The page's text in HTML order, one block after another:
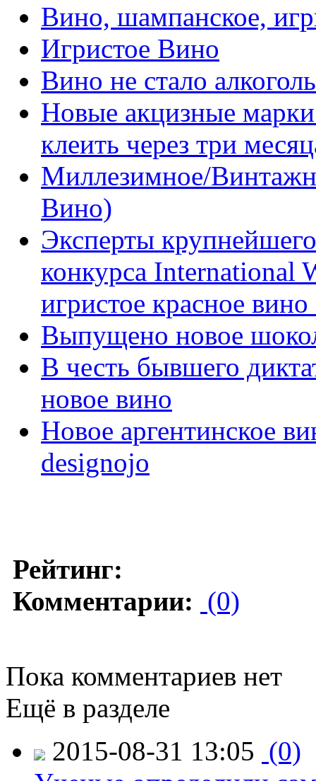
Вино, шампанское,
Игристое Вино
Вино не стало
Новые акцизные
клеить через три
Миллезимное/
Вино)
Эксперты
конкурса International
игристое красное
Выпущено новое
В честь бывшего
новое вино
Новое аргентинское
designojo
Рейтинг:
Комментарии: (0)
Пока комментариев нет
Ещё в разделе
2015-08-31 13:05 (0)